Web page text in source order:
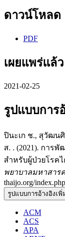
ดาวน์โหลด
PDF
เผยแพร่แล้ว
2021-02-25
รูปแบบการ
ปินะเก ช., สุวัฒนศิ
ส. . (2021). การ
สำหรับผู้ป่วยโรคไ
พยาบาลมหาสาร
thaijo.org/
รูปแบบการอ้างอิงเพิ่
ACM
ACS
APA